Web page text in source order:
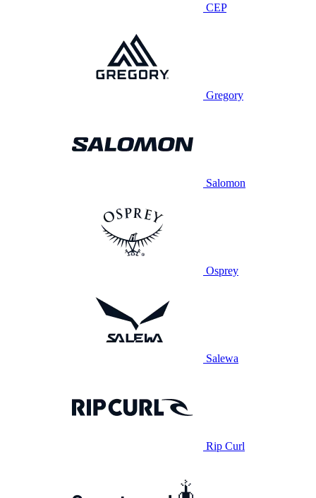
CEP
Gregory
Salomon
Osprey
Salewa
Rip Curl